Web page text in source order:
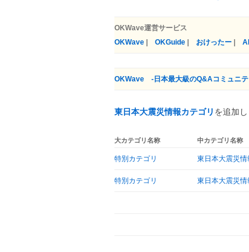
OKWave運営サービス
OKWave
OKGuide おけったー
OKWave -日本最大級のQ&Aコミュニ
東日本大震災情報カテゴリ を追加
大カテゴリ名称 中カテゴリ名称
特別カテゴリ 東日本大震災情
特別カテゴリ 東日本大震災情